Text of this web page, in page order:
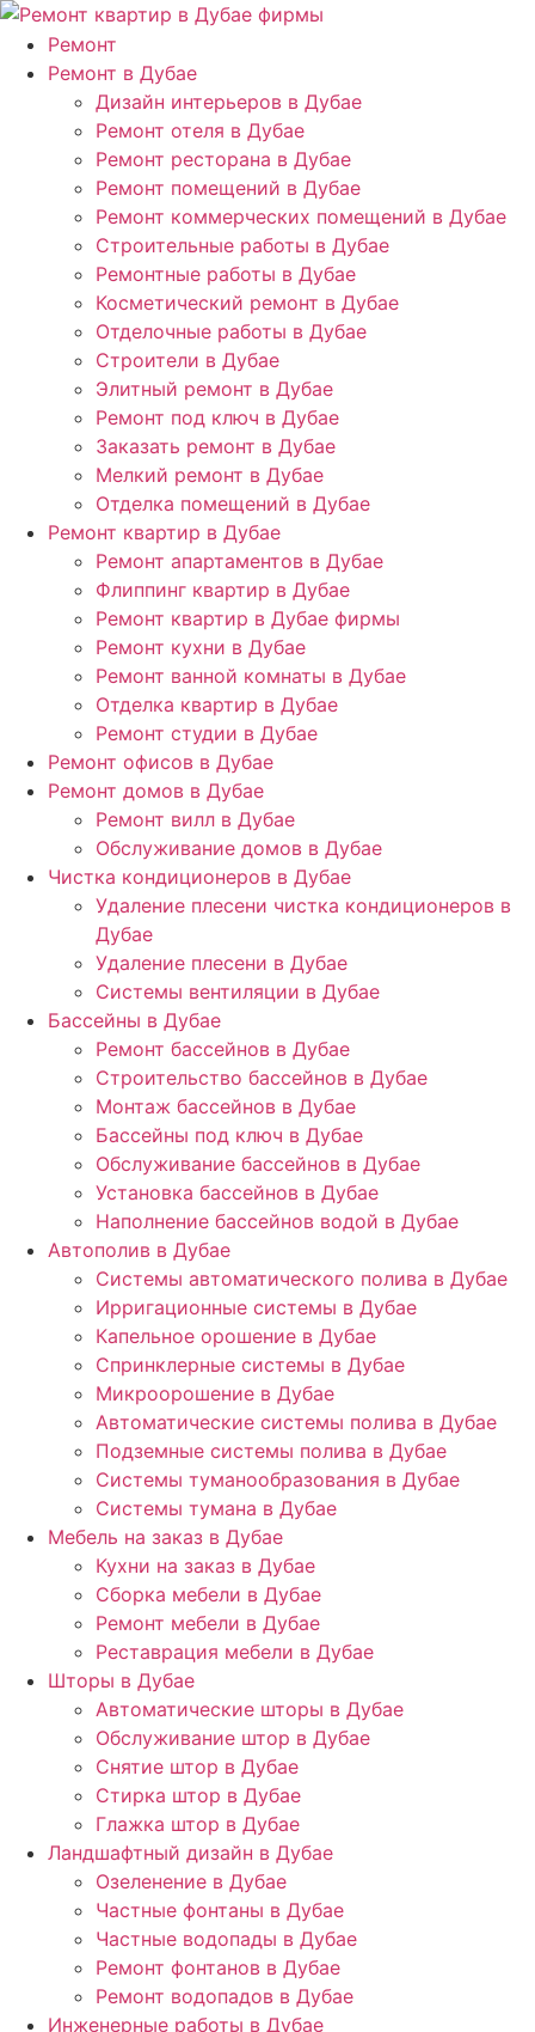
Ремонт
Ремонт в Дубае
Дизайн интерьеров в Дубае
Ремонт отеля в Дубае
Ремонт ресторана в Дубае
Ремонт помещений в Дубае
Ремонт коммерческих помещений в Дубае
Строительные работы в Дубае
Ремонтные работы в Дубае
Косметический ремонт в Дубае
Отделочные работы в Дубае
Строители в Дубае
Элитный ремонт в Дубае
Ремонт под ключ в Дубае
Заказать ремонт в Дубае
Мелкий ремонт в Дубае
Отделка помещений в Дубае
Ремонт квартир в Дубае
Ремонт апартаментов в Дубае
Флиппинг квартир в Дубае
Ремонт квартир в Дубае фирмы
Ремонт кухни в Дубае
Ремонт ванной комнаты в Дубае
Отделка квартир в Дубае
Ремонт студии в Дубае
Ремонт офисов в Дубае
Ремонт домов в Дубае
Ремонт вилл в Дубае
Обслуживание домов в Дубае
Чистка кондиционеров в Дубае
Удаление плесени чистка кондиционеров в
Дубае
Удаление плесени в Дубае
Системы вентиляции в Дубае
Бассейны в Дубае
Ремонт бассейнов в Дубае
Строительство бассейнов в Дубае
Монтаж бассейнов в Дубае
Бассейны под ключ в Дубае
Обслуживание бассейнов в Дубае
Установка бассейнов в Дубае
Наполнение бассейнов водой в Дубае
Автополив в Дубае
Системы автоматического полива в Дубае
Ирригационные системы в Дубае
Капельное орошение в Дубае
Спринклерные системы в Дубае
Микроорошение в Дубае
Автоматические системы полива в Дубае
Подземные системы полива в Дубае
Системы туманообразования в Дубае
Системы тумана в Дубае
Мебель на заказ в Дубае
Кухни на заказ в Дубае
Сборка мебели в Дубае
Ремонт мебели в Дубае
Реставрация мебели в Дубае
Шторы в Дубае
Автоматические шторы в Дубае
Обслуживание штор в Дубае
Снятие штор в Дубае
Стирка штор в Дубае
Глажка штор в Дубае
Ландшафтный дизайн в Дубае
Озеленение в Дубае
Частные фонтаны в Дубае
Частные водопады в Дубае
Ремонт фонтанов в Дубае
Ремонт водопадов в Дубае
Инженерные работы в Дубае